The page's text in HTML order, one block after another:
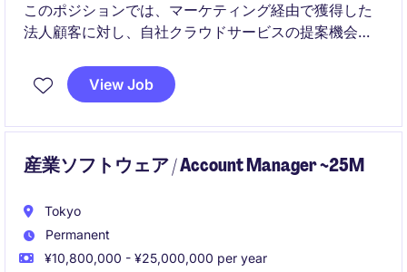
このポジションでは、マーケティング経由で獲得した
法人顧客に対し、自社クラウドサービスの提案機会を
また、ニーズのある顧客への反響営業を通じて課題を
View Job
産業ソフトウェア / Account Manager ~25M
Tokyo
Permanent
¥10,800,000 - ¥25,000,000 per year